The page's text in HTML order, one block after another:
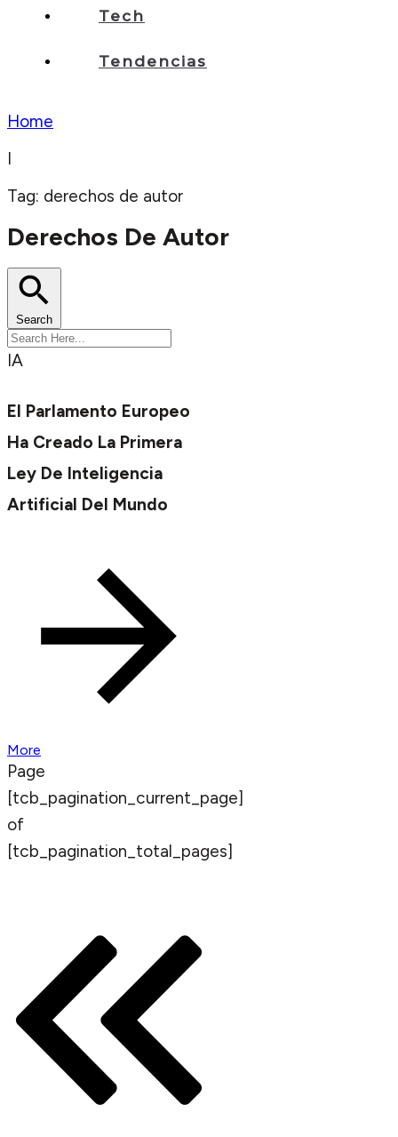
Tech
Tendencias
Home
I
Tag: derechos de autor
Derechos De Autor
Search
IA
El Parlamento Europeo
Ha Creado La Primera
Ley De Inteligencia
Artificial Del Mundo
More
Page
[tcb_pagination_current_page]
of
[tcb_pagination_total_pages]